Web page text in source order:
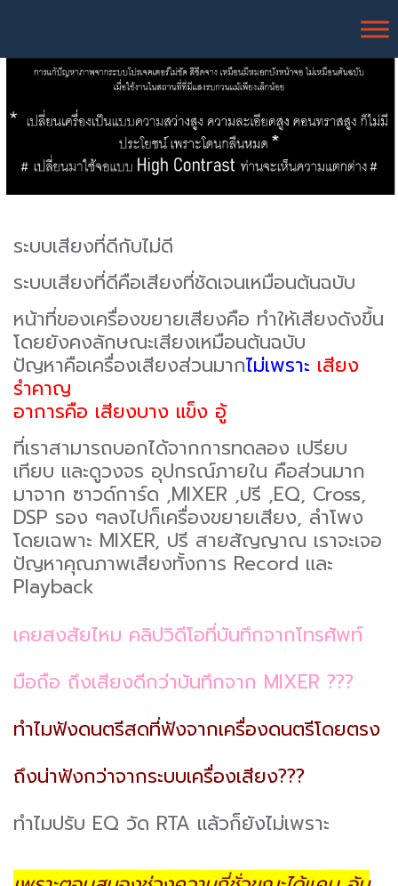
ระบบเสียงที่ดีกับไม่ดี
ระบบเสียงที่ดีคือเสียงที่ชัดเจนเหมือนต้นฉบับ
หน้าที่ของเครื่องขยายเสียงคือ ทำให้เสียงดังขึ้น
โดยยังคงลักษณะเสียงเหมือนต้นฉบับ
ปัญหาคือเครื่องเสียงส่วนมากไม่เพราะ เสียง
รำคาญ
อาการคือ เสียงบาง แข็ง อู้
ที่เราสามารถบอกได้จากการทดลอง เปรียบ
เทียบ และดูวงจร อุปกรณ์ภายใน คือส่วนมาก
มาจาก ซาวด์การ์ด ,MIXER ,ปรี ,EQ, Cross,
DSP รอง ๆลงไปก็เครื่องขยายเสียง, ลำโพง
โดยเฉพาะ MIXER, ปรี สายสัญญาณ เราจะเจอ
ปัญหาคุณภาพเสียงทั้งการ Record และ
Playback
เคยสงสัยไหม คลิปวิดีโอที่บันทึกจากโทรศัพท์
มือถือ ถึงเสียงดีกว่าบันทึกจาก MIXER ???
ทำไมฟังดนตรีสดที่ฟังจากเครื่องดนตรีโดยตรง
ถึงน่าฟังกว่าจากระบบเครื่องเสียง???
ทำไมปรับ EQ วัด RTA แล้วก็ยังไม่เพราะ